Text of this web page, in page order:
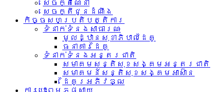
សេចក្តីណែនាំ
សេចក្តីជូនដំណឹង
កិច្ចសហប្រតិបត្តិការ
ទំនាក់ទំនង​សាធារណៈ
មូលដ្ឋានសុខាភិបាលដៃគូ
ធនាគារដៃគូ
ទំនាក់​ទំនង​អន្តរ​ជាតិ
សមាគមសន្តិសុខសង្គមអន្តរជាតិ
សមាគមន៍សន្តិសុខសង្គមអាស៊ាន​
ដៃគូរអភិវឌ្ឍ
ការបោះពុម្ភផ្សាយ